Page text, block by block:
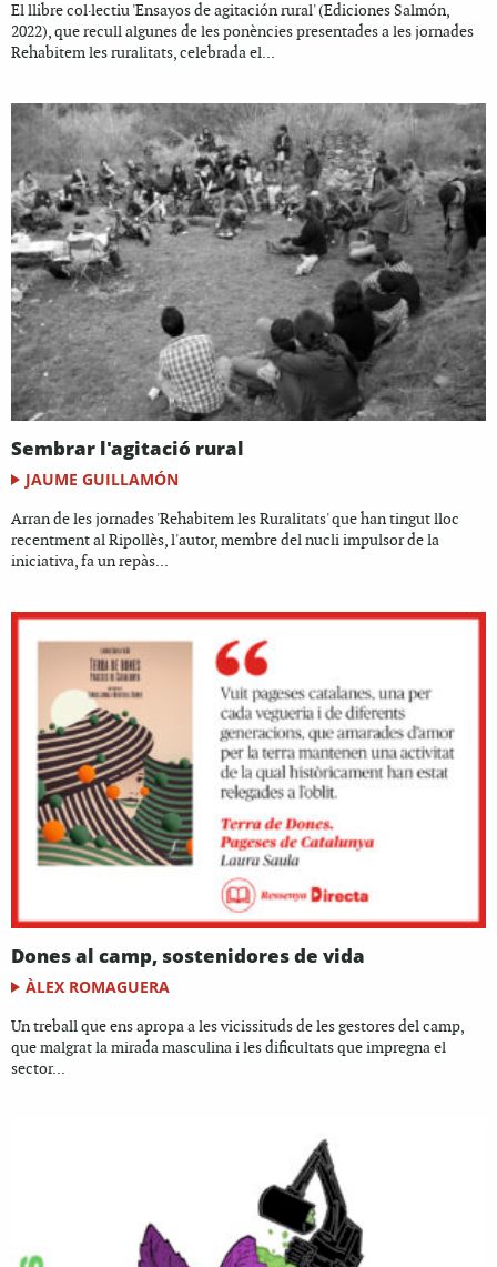
El llibre col·lectiu 'Ensayos de agitación rural' (Ediciones Salmón,
2022), que recull algunes de les ponències presentades a les jornades
Rehabitem les ruralitats, celebrada el...
Sembrar l'agitació rural
JAUME GUILLAMÓN
Arran de les jornades 'Rehabitem les Ruralitats' que han tingut lloc
recentment al Ripollès, l'autor, membre del nucli impulsor de la
iniciativa, fa un repàs...
Dones al camp, sostenidores de vida
ÀLEX ROMAGUERA
Un treball que ens apropa a les vicissituds de les gestores del camp,
que malgrat la mirada masculina i les dificultats que impregna el
sector...